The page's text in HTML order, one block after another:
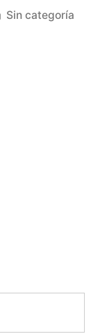
Publicada
Sin categoría